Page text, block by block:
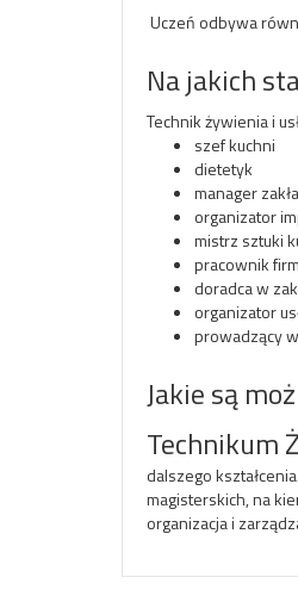
Uczeń odbywa
Na jakich
Technik żywienia i
szef kuchni
dietetyk
manager
organizator
mistrz sztuki
pracownik
doradca w
organizator
prowadzący
Jakie są
Technikum
dalszego
magisterskich, na
organizacja i